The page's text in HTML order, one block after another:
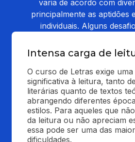
varia de acordo com
principalmente as aptidões
individuais. Alguns
Intensa carga de
O curso de Letras exige uma
significativa à leitura, tanto
literárias quanto de textos
abrangendo diferentes
estilos. Para aqueles que
da leitura ou não apreciam
essa pode ser uma das
dificuldades.